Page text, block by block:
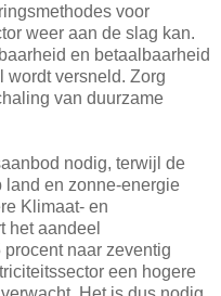
voor
weer aan de slag kan.
en betaalbaarheid
wordt versneld. Zorg
van duurzame
nodig, terwijl de
land en zonne-energie
Klimaat- en
het aandeel
naar zeventig
een hogere